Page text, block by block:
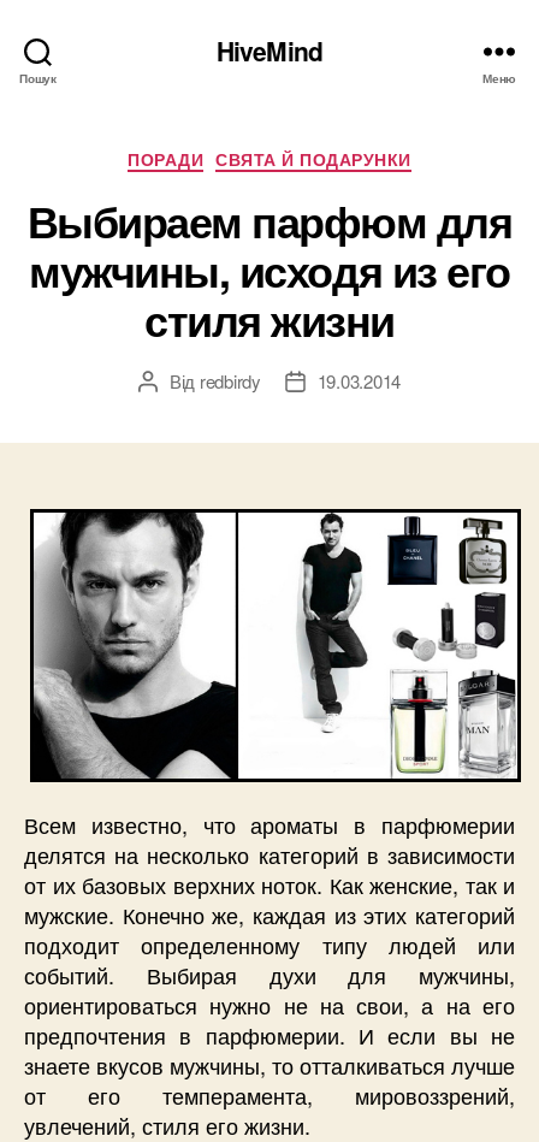
Пошук
HiveMind
Меню
Категорії
ПОРАДИ СВЯТА Й ПОДАРУНКИ
Выбираем парфюм для
мужчины, исходя из его
стиля жизни
Автор
Від redbirdy
Дата19.03.2014
Всем известно, что ароматы в парфюмерии
делятся на несколько категорий в зависимости
от их базовых верхних ноток. Как женские, так и
мужские. Конечно же, каждая из этих категорий
подходит определенному типу людей или
событий. Выбирая духи для мужчины,
ориентироваться нужно не на свои, а на его
предпочтения в парфюмерии. И если вы не
знаете вкусов мужчины, то отталкиваться лучше
от его темперамента, мировоззрений,
увлечений, стиля его жизни.